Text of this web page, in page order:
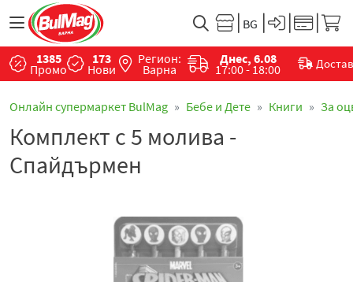
1385
Промо
173
Нови
Регион:
Варна
Днес, 6.08
17:00 - 18:00
Онлайн супермаркет BulMag Бебе и Дете Книги За
Комплект с 5 молива -
Спайдърмен